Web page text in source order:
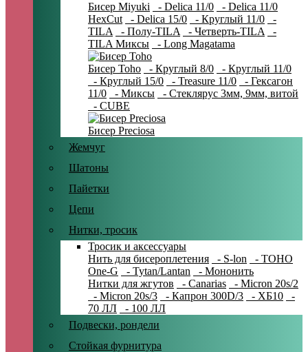
Бисер Miyuki - Delica 11/0
- Delica 11/0
HexCut
- Delica 15/0 - Круглый 11/0
-
TILA
- Полу-TILA - Четверть-TILA
-
TILA Миксы
- Long Magatama
Бисер Toho - Круглый 8/0
- Круглый 11/0
- Круглый 15/0
- Treasure 11/0
- Гексагон
11/0
- Миксы
- Стеклярус 3мм, 9мм, витой
- CUBE
Бисер Preciosa
Жемчуг
Шатоны
Пайетки
Цепи
Нитки, тросик
Тросик и аксессуары
Нить для бисероплетения
- S-lon
- TOHO
One-G
- Tytan/Lantan
- Мононить
Нитки для жгутов
- Canarias
- Micron 20s/2
- Micron 20s/3
- Капрон 300D/3 - ХБ10
-
70 ЛЛ
- 100 ЛЛ
Подвески, рондели
Стойкая фурнитура